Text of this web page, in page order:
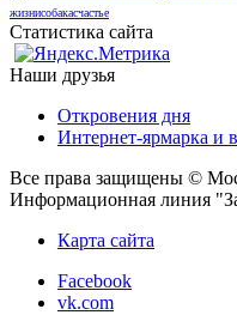
жизнисобакасчастье
Статистика сайта
Наши друзья
Откровения дня
Интернет-ярмарка и
Все права защищены ©
Информационная линия
Карта сайта
Facebook
vk.com